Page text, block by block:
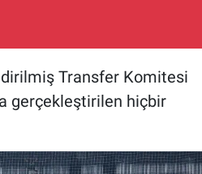
Transfer Komitesi
gerçekleştirilen hiçbir